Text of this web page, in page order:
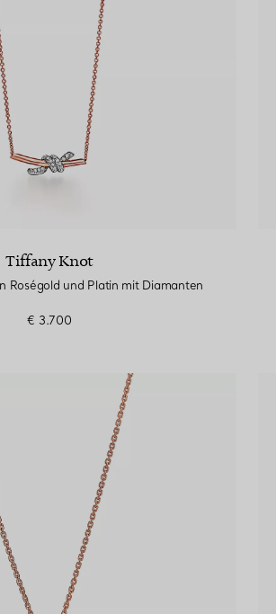
Tiffany Knot
Roségold und Platin mit Diamanten
€ 3.700